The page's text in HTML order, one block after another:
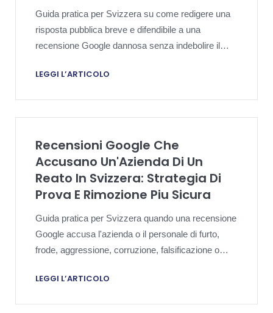
Guida pratica per Svizzera su come redigere una
risposta pubblica breve e difendibile a una
recensione Google dannosa senza indebolire il
LEGGI L’ARTICOLO
Recensioni Google Che
Accusano Un'Azienda Di Un
Reato In Svizzera: Strategia Di
Prova E Rimozione Piu Sicura
Guida pratica per Svizzera quando una recensione
Google accusa l'azienda o il personale di furto,
frode, aggressione, corruzione, falsificazione o
LEGGI L’ARTICOLO